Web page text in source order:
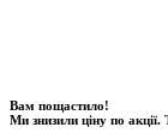
Вам пощастило!
Ми знизили ціну по